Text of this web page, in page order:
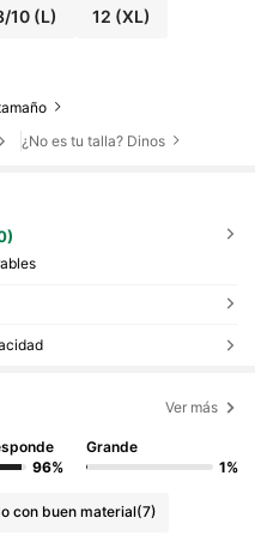
10 (L) 12 (XL)
¿No es tu talla? Dinos
Ver más
96%
Grande
1%
con buen material(7)